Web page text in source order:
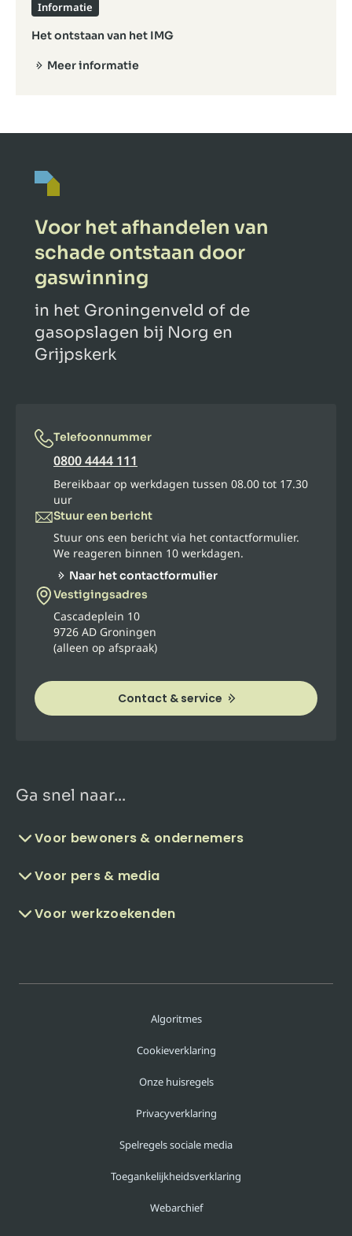
Het ontstaan van het IMG
Informatie
Meer informatie
Voor het afhandelen van
schade ontstaan door
gaswinning
in het Groningenveld of de
gasopslagen bij Norg en
Grijpskerk
Telefoonnummer
0800 4444 111
Bereikbaar op werkdagen tussen 08.00 tot 17.30
uur
Stuur een bericht
Stuur ons een bericht via het contactformulier.
We reageren binnen 10 werkdagen.
Naar het contactformulier
Vestigingsadres
Cascadeplein 10
9726 AD Groningen
(alleen op afspraak)
Contact & service
Ga snel naar...
Voor bewoners & ondernemers
Voor pers & media
Voor werkzoekenden
Algoritmes
Cookieverklaring
Onze huisregels
Privacyverklaring
Spelregels sociale media
Toegankelijkheidsverklaring
Webarchief